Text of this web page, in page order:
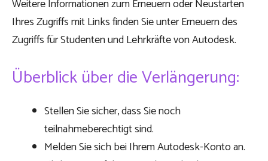
Weitere Informationen zum Erneuern oder Neustarten
Ihres Zugriffs mit Links finden Sie unter Erneuern des
Zugriffs für Studenten und Lehrkräfte vonAutodesk.
Überblick über die Verlängerung:
Stellen Sie sicher, dass Sie noch
teilnahmeberechtigt sind.
Melden Sie sich bei Ihrem Autodesk-Konto an.